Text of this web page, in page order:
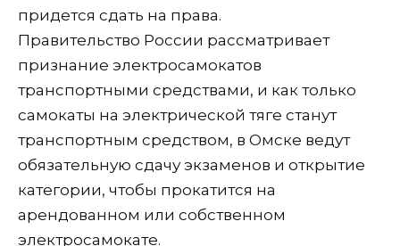
придется сдать на права.
Правительство России рассматривает
признание электросамокатов
транспортными средствами, и как только
самокаты на электрической тяге станут
транспортным средством, в Омске ведут
обязательную сдачу экзаменов и открытие
категории, чтобы прокатится на
арендованном или собственном
электросамокате.